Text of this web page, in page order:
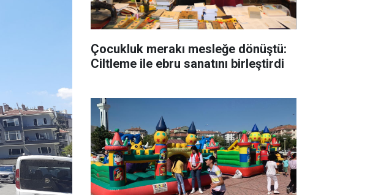
Çocukluk merakı mesleğe dönüştü:
Ciltleme ile ebru sanatını birleştirdi